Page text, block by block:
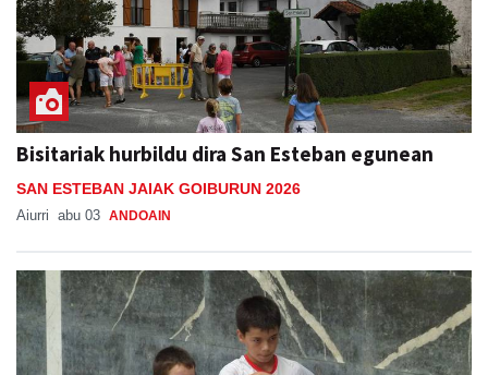
Bisitariak hurbildu dira San Esteban egunean
SAN ESTEBAN JAIAK GOIBURUN 2026
Aiurri abu 03 ANDOAIN